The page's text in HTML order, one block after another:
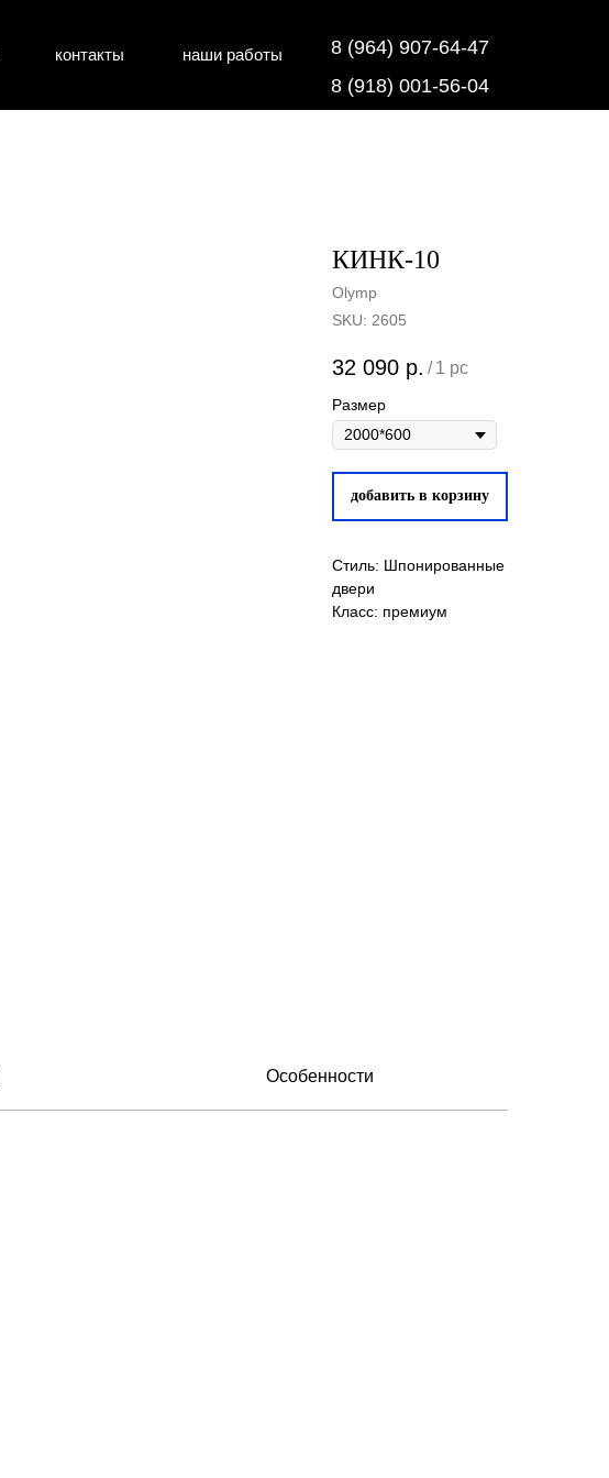
напольные покрытия
контакты
8 (918) 001-56-04
наши работы 8 (964) 907-64-47
КИНК-10
Olymp
SKU: 2605
32 090 р. / 1 pc
Размер
добавить в корзину
Стиль: Шпонированные
двери
Класс: премиум
Особенности